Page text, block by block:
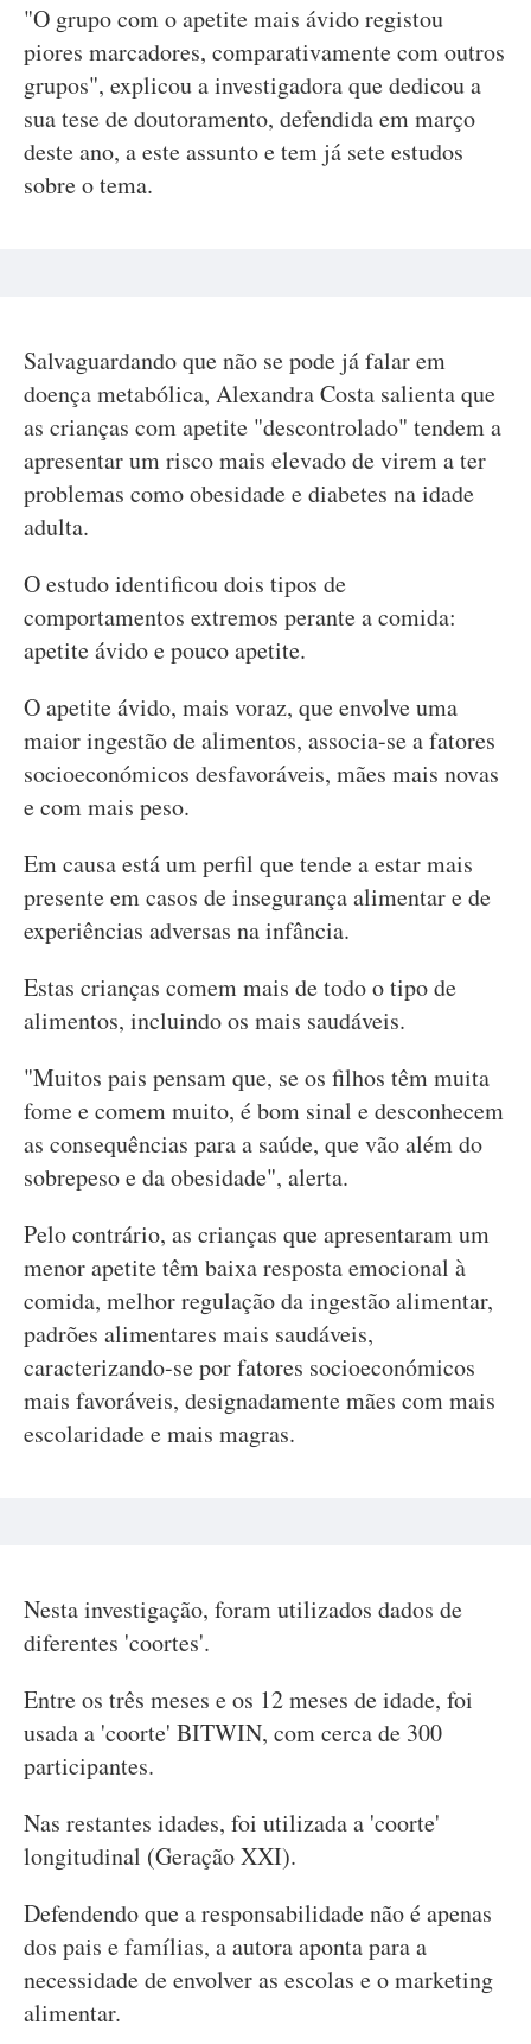
"O grupo com o apetite mais ávido registou
piores marcadores, comparativamente com outros
grupos", explicou a investigadora que dedicou a
sua tese de doutoramento, defendida em março
deste ano, a este assunto e tem já sete estudos
sobre o tema.
Salvaguardando que não se pode já falar em
doença metabólica, Alexandra Costa salienta que
as crianças com apetite "descontrolado" tendem a
apresentar um risco mais elevado de virem a ter
problemas como obesidade e diabetes na idade
adulta.
O estudo identificou dois tipos de
comportamentos extremos perante a comida:
apetite ávido e pouco apetite.
O apetite ávido, mais voraz, que envolve uma
maior ingestão de alimentos, associa-se a fatores
socioeconómicos desfavoráveis, mães mais novas
e com mais peso.
Em causa está um perfil que tende a estar mais
presente em casos de insegurança alimentar e de
experiências adversas na infância.
Estas crianças comem mais de todo o tipo de
alimentos, incluindo os mais saudáveis.
"Muitos pais pensam que, se os filhos têm muita
fome e comem muito, é bom sinal e desconhecem
as consequências para a saúde, que vão além do
sobrepeso e da obesidade", alerta.
Pelo contrário, as crianças que apresentaram um
menor apetite têm baixa resposta emocional à
comida, melhor regulação da ingestão alimentar,
padrões alimentares mais saudáveis,
caracterizando-se por fatores socioeconómicos
mais favoráveis, designadamente mães com mais
escolaridade e mais magras.
Nesta investigação, foram utilizados dados de
diferentes 'coortes'.
Entre os três meses e os 12 meses de idade, foi
usada a 'coorte' BITWIN, com cerca de 300
participantes.
Nas restantes idades, foi utilizada a 'coorte'
longitudinal (Geração XXI).
Defendendo que a responsabilidade não é apenas
dos pais e famílias, a autora aponta para a
necessidade de envolver as escolas e o marketing
alimentar.